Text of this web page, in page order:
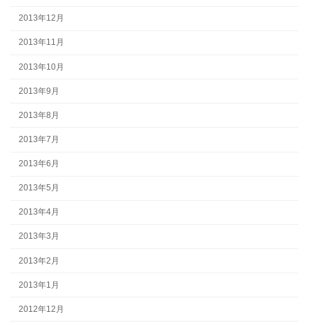
2013年12月
2013年11月
2013年10月
2013年9月
2013年8月
2013年7月
2013年6月
2013年5月
2013年4月
2013年3月
2013年2月
2013年1月
2012年12月